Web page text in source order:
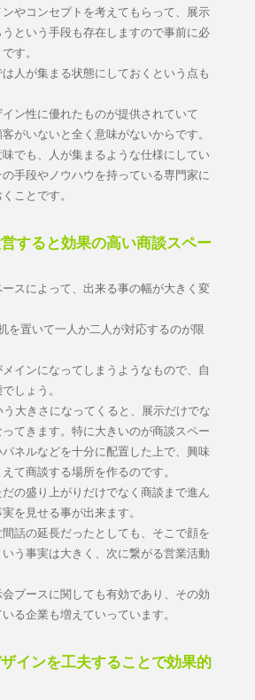
やコンセプトを考えてもらって、展示
という手段も存在しますので事前に必
す。
人が集まる状態にしておくという点も
ン性に優れたものが提供されていて
がいないと全く意味がないからです。
でも、人が集まるような仕様にしてい
手段やノウハウを持っている専門家に
ことです。
すると効果の高い商談スペー
スによって、出来る事の幅が大きく変
を置いて一人か二人が対応するのが限
インになってしまうようなもので、自
しょう。
大きさになってくると、展示だけでな
てきます。特に大きいのが商談スペー
ネルなどを十分に配置した上で、興味
て商談する場所を作るのです。
の盛り上がりだけでなく商談まで進ん
を見せる事が出来ます。
話の延長だったとしても、そこで顔を
う事実は大きく、次に繋がる営業活動
ブースに関しても有効であり、その効
る企業も増えていっています。
インを工夫することで効果的